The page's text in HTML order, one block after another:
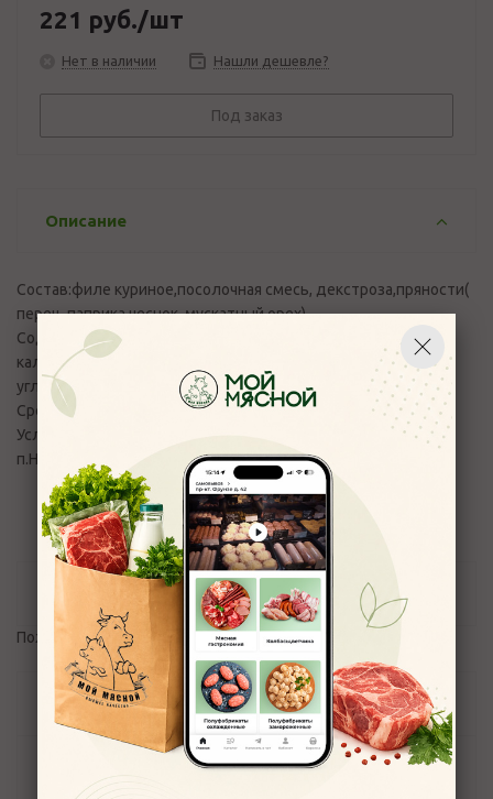
221 руб./шт
Нет в наличии Нашли дешевле?
Под заказ
Описание
Состав:филе куриное,посолочная смесь, декстроза,пряности(
перец, паприка,чеснок, мускатный орех)
Содержание пищевой, энергетической ценности,
калорийности на 100 гр продукта (белки, жиры,
углеводы):белок не менне 24, жир не более 10 , ккал 190
Срок годности изделия в сутках: 180
Условия хранения: от 0 до +6
п.Некрасово
Пожалуйста, авторизуйтесь, чтобы оставить отзыв.
Задать вопрос